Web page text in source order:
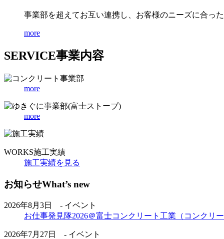
事業部を超えてお互い連携し、お客様のニーズに合っ
more
SERVICE事業内容
more
more
WORKS施工実績
施工実績を見る
お知らせWhat’s new
2026年8月3日 - イベント
お仕事発見隊2026＠富士コンクリート工業（コンクリー
2026年7月27日 - イベント